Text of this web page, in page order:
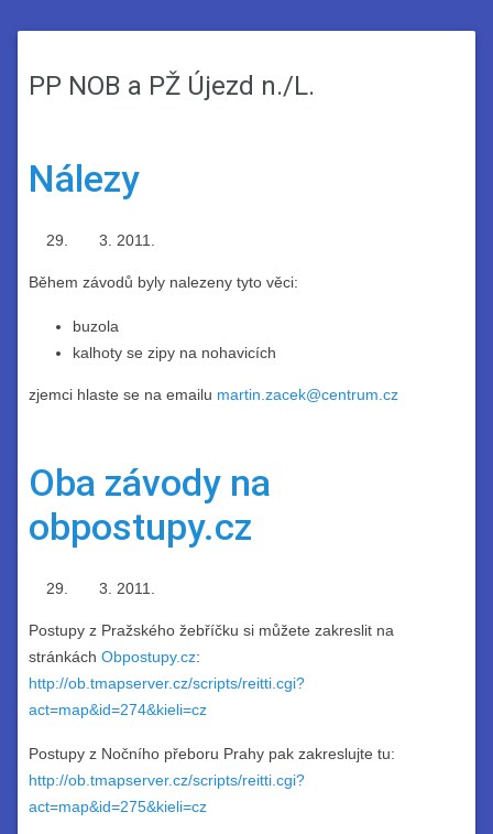
PP NOB a PŽ Újezd n./L.
Nálezy
2011.
Během závodů byly nalezeny tyto věci:
buzola
kalhoty se zipy na nohavicích
zjemci hlaste se na emailu martin.zacek@centrum.cz
Oba závody na
obpostupy.cz
2011.
Postupy z Pražského žebříčku si můžete zakreslit na
stránkách Obpostupy.cz:
http://ob.tmapserver.cz/scripts/reitti.cgi?
act=map&id=274&kieli=cz
Postupy z Nočního přeboru Prahy pak zakreslujte tu:
http://ob.tmapserver.cz/scripts/reitti.cgi?
act=map&id=275&kieli=cz